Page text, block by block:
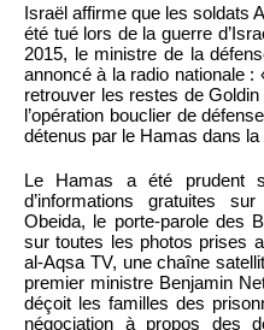
Israël affirme que les soldats
été tué lors de la guerre
2015, le ministre de la
annoncé à la radio nationale
retrouver les restes de
l’opération bouclier de
détenus par le Hamas dans
Le Hamas a été prudent
d’informations gratuites
Obeida, le porte-parole des
sur toutes les photos prises
al-Aqsa TV, une chaîne
premier ministre Benjamin
déçoit les familles des
négociation à propos des